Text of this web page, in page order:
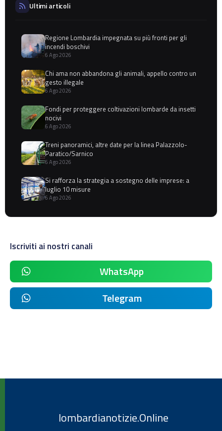
Ultimi articoli
Regione Lombardia impegnata su più fronti per gli
incendi boschivi
6 Ago 2026
Chi ama non abbandona gli animali, appello contro un
gesto illegale
6 Ago 2026
Fondi per proteggere coltivazioni lombarde da insetti
nocivi
6 Ago 2026
Treni panoramici, altre date per la linea Palazzolo-
Paratico/Sarnico
6 Ago 2026
Si rafforza la strategia a sostegno delle imprese: a
luglio 10 misure
6 Ago 2026
Iscriviti ai nostri canali
WhatsApp
Telegram
lombardianotizie.Online